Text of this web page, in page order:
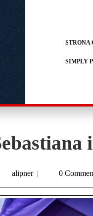
STRONA
SIMPLY
alipner | 0